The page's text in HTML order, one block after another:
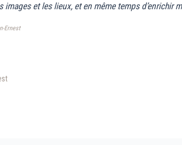
images et les lieux, et en même temps d’enrichir
Ernest